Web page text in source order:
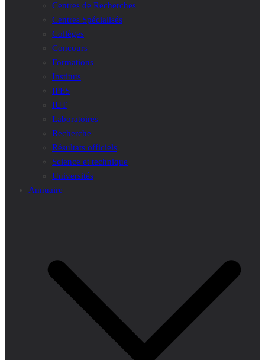
Centres de Recherches
Centres Spécialisés
Collèges
Concours
Formations
Instituts
IPES
IUT
Laboratoires
Recherche
Résultats officiels
Science et technique
Universités
Annuaire